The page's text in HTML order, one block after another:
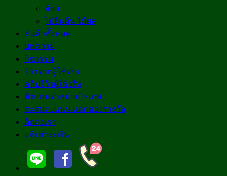
อ้อย
ไม้ยืนต้น ไม้ผล
สินค้าทั้งหมด
บทความ
กิจกรรม
รีวิวจากผู้ใช้จริง
คลิปรีวิวผู้ใช้จริง
ตัวแทนจำหน่ายไร่เทพ
สะสมคะแนน แลกของรางวัล
ติดต่อเรา
แจ้งชำระเงิน